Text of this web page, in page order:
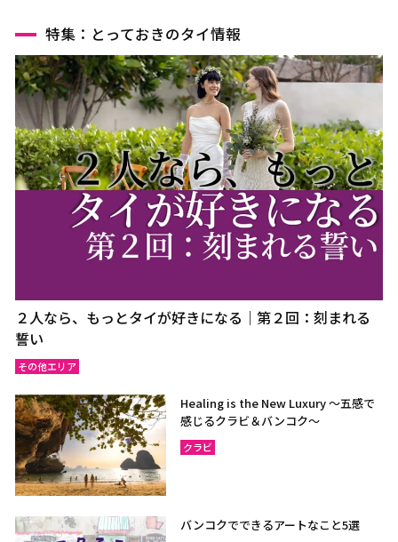
特集：とっておきのタイ情報
２人なら、もっとタイが好きになる｜第２回：刻まれる
誓い
その他エリア
Healing is the New Luxury ～五感で
感じるクラビ＆バンコク～
クラビ
バンコクでできるアートなこと5選